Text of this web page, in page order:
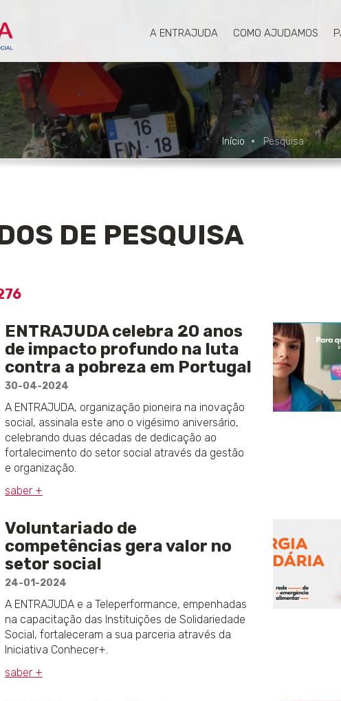
A ENTRAJUDA COMO AJUDAMOS
Início Pesquisa
DE PESQUISA
ENTRAJUDA celebra 20 anos
de impacto profundo na luta
contra a pobreza em Portugal
30-04-2024
A ENTRAJUDA, organização pioneira na inovação
social, assinala este ano o vigésimo aniversário,
celebrando duas décadas de dedicação ao
fortalecimento do setor social através da gestão
e organização.
saber +
Voluntariado de
competências gera valor no
setor social
24-01-2024
A ENTRAJUDA e a Teleperformance, empenhadas
na capacitação das Instituições de Solidariedade
Social, fortaleceram a sua parceria através da
Iniciativa Conhecer+.
saber +